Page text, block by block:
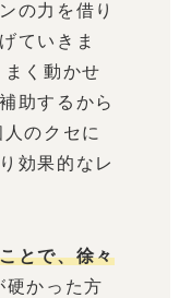
の力を借り
ていきま
く動かせ
助するから
のクセに
効果的なレ
とで、徐々
硬かった方